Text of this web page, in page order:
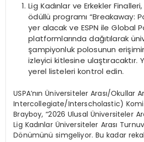
Lig Kadınlar ve Erkekler
ödüllü programı “Breakaway:
yer alacak ve ESPN ile Global
platformlarında dağıtılarak
şampiyonluk polosunun
izleyici kitlesine ulaştıracaktır.
yerel listeleri kontrol edin.
USPA’nın Üniversiteler Arası/Okullar
Intercollegiate/Interscholastic)
Brayboy, “2026 Ulusal Üniversiteler
Lig Kadınlar Üniversiteler Arası
Dönümünü simgeliyor. Bu kadar